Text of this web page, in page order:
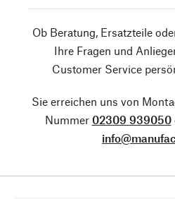
Ob Beratung, Ersatzteile
Ihre Fragen und
Customer Service
Sie erreichen uns von
Nummer 02309 939050